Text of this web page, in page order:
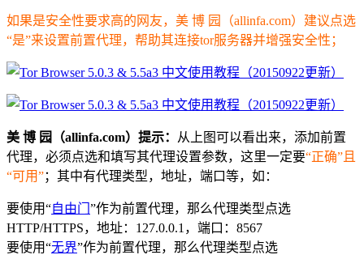
如果是安全性要求高的网友，美 博 园（allinfa.com）建议点选
“是”来设置前置代理，帮助其连接tor服务器并增强安全性；
美 博 园（allinfa.com）提示：
从上图可以看出来，添加前置
代理，必须点选和填写其代理设置参数，这里一定要“正确”且
“可用”；其中有代理类型，地址，端口等，如：
要使用“自由门 ”作为前置代理，那么代理类型点选
HTTP/HTTPS，地址：127.0.0.1，端口：8567
要使用“无界”作为前置代理，那么代理类型点选